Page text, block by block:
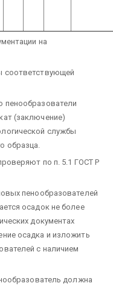
на
соответствующей
пенообразователи
(заключение)
службы
образца.
по п. 5.1 ГОСТ Р
пенообразователей
осадок не более
документах
осадка и изложить
с наличием
должна